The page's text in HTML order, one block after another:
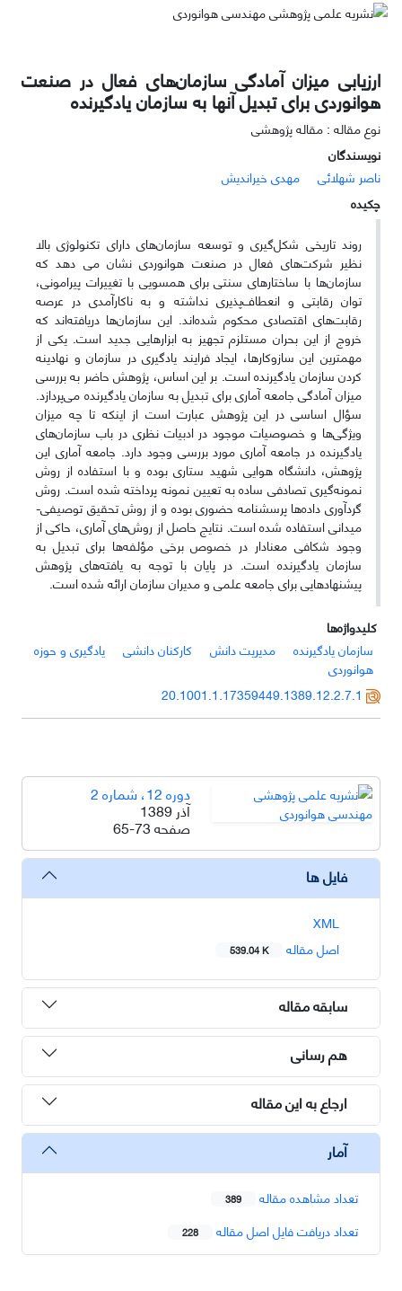
ارزیابی میزان آمادگی سازمان‌های فعال در صنعت
هوانوردی برای تبدیل آنها به سازمان یادگیرنده
نوع مقاله : مقاله پژوهشی
نویسندگان
ناصر شهلائی
مهدی خیراندیش
چکیده
روند تاریخی شکل‌گیری و توسعه سازمان‌های دارای تکنولوژی بالا
نظیر شرکت‌های فعال در صنعت هوانوردی نشان می دهد که
سازمان‌ها با ساختارهای سنتی برای همسویی با تغییرات پیرامونی،
توان رقابتی و انعطاف‌پذیری نداشته و به نا‌کارآمدی در عرصه
رقابت‌های اقتصادی محکوم شده‌اند. این سازمان‌ها دریافته‌اند که
خروج از این بحران مستلزم تجهیز به ابزارهایی جدید است. یکی از
مهمترین این سازوکارها، ایجاد فرایند یادگیری در سازمان و نهادینه
کردن سازمان یادگیرنده است. بر این اساس، پژوهش حاضر به بررسی
میزان آمادگی جامعه آماری برای تبدیل به سازمان یادگیرنده می‌پردازد.
سؤال اساسی در این پژوهش عبارت است از اینکه تا چه میزان
ویژگی‌ها و خصوصیات موجود در ادبیات نظری در باب سازمان‌های
یادگیرنده در جامعه آماری مورد بررسی وجود دارد. جامعه آماری این
پژوهش، دانشگاه هوایی شهید ستاری بوده و با استفاده از روش
نمونه‌گیری تصادفی ساده به تعیین نمونه پرداخته شده است. روش
گردآوری داده‌ها پرسشنامه حضوری بوده و از روش تحقیق توصیفی-
میدانی استفاده شده است. نتایج حاصل از روش‌های آماری، حاکی از
وجود شکافی معنا‌دار در خصوص برخی مؤلفه‌ها برای تبدیل به
سازمان یادگیرنده است. در پایان با توجه به یافته‌های پژوهش
پیشنهادهایی برای جامعه علمی و مدیران سازمان ارائه شده است.
کلیدواژه‌ها
سازمان یادگیرنده
مدیریت دانش کارکنان دانشی
یادگیری و حوزه
هوانوردی
20.1001.1.17359449.1389.12.2.7.1
دوره 12، شماره 2
آذر 1389
صفحه65-73
فایل ها
XML
اصل مقاله
539.04 K
سابقه مقاله
هم رسانی
ارجاع به این مقاله
آمار
تعداد مشاهده مقاله 389
تعداد دریافت فایل اصل مقاله 228